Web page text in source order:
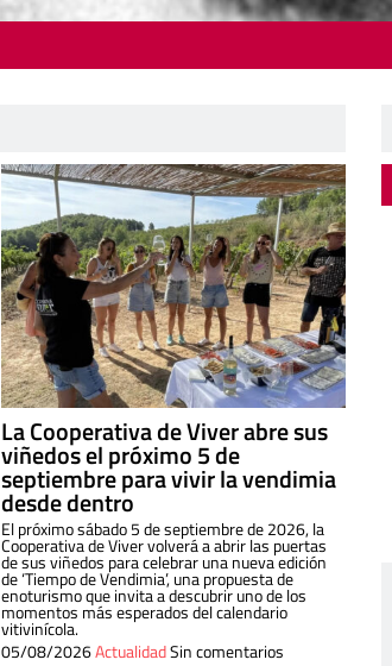
La Cooperativa de Viver abre sus
viñedos el próximo 5 de
septiembre para vivir la vendimia
desde dentro
El próximo sábado 5 de septiembre de 2026, la
Cooperativa de Viver volverá a abrir las puertas
de sus viñedos para celebrar una nueva edición
de ‘Tiempo de Vendimia’, una propuesta de
enoturismo que invita a descubrir uno de los
momentos más esperados del calendario
vitivinícola.
05/08/2026ActualidadSin comentarios